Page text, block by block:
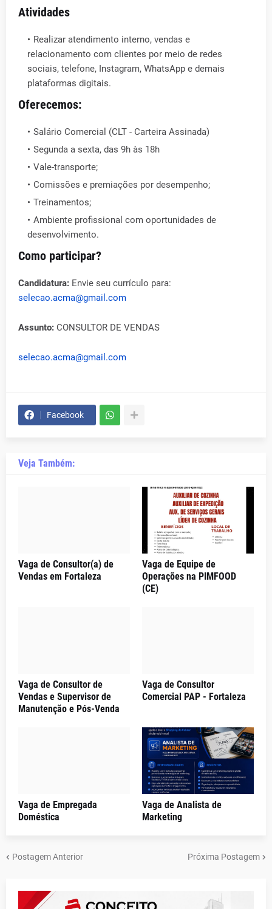
Atividades
Realizar atendimento interno, vendas e
relacionamento com clientes por meio de redes
sociais, telefone, Instagram, WhatsApp e demais
plataformas digitais.
Oferecemos:
Salário Comercial (CLT - Carteira Assinada)
Segunda a sexta, das 9h às 18h
Vale-transporte;
Comissões e premiações por desempenho;
Treinamentos;
Ambiente profissional com oportunidades de
desenvolvimento.
Como participar?
Candidatura: Envie seu currículo para:
selecao.acma@gmail.com
Assunto: CONSULTOR DE VENDAS
selecao.acma@gmail.com
Facebook
Veja Também:
Vaga de Consultor(a) de
Vendas em Fortaleza
Vaga de Equipe de
Operações na PIMFOOD
(CE)
Vaga de Consultor de
Vendas e Supervisor de
Manutenção e Pós-Venda
Vaga de Consultor
Comercial PAP - Fortaleza
Vaga de Empregada
Doméstica
Vaga de Analista de
Marketing
Postagem Anterior Próxima Postagem